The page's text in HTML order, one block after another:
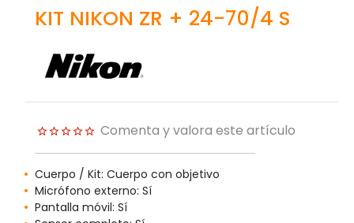
KIT NIKON ZR + 24-70/4 S
Comenta y valora este artículo
Cuerpo / Kit: Cuerpo con objetivo
Micrófono externo: Sí
Pantalla móvil: Sí